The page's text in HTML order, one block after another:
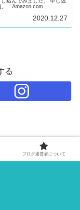
「Amazon.com
2020.12.27
る
ブログ運営者について